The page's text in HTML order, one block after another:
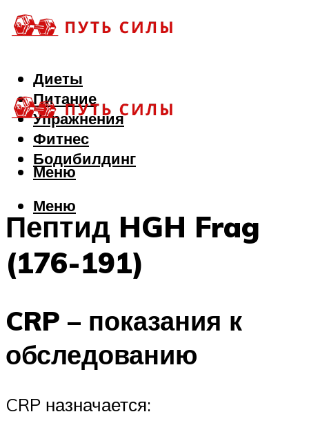
Диеты
Питание
Упражнения
Фитнес
Бодибилдинг
Меню
Меню
Пептид HGH Frag
(176-191)
CRP – показания к
обследованию
CRP назначается: